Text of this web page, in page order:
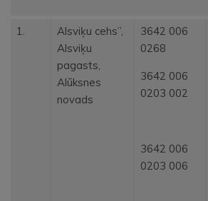
1.
Alsviķu cehs”,
Alsviķu
pagasts,
Alūksnes
novads
3642 006
0268
3642 006
0203 002
3642 006
0203 006